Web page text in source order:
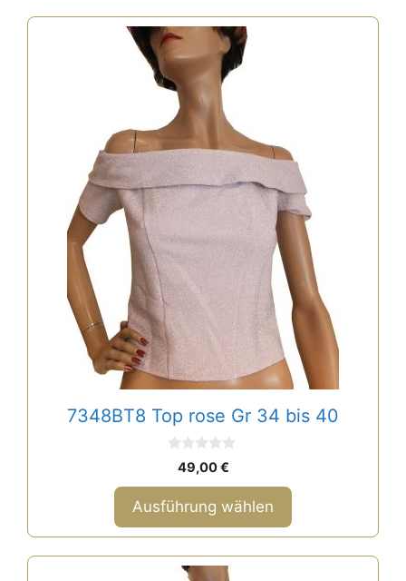
7348BT8 Top rose Gr 34 bis 40
o
n
5
49,00€
Ausführung wählen
Optionen
können
Produktseite
gewählt
werden